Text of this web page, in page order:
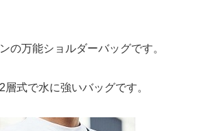
の万能ショルダーバッグです。
式で水に強いバッグです。